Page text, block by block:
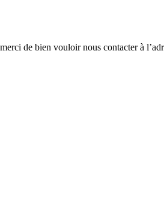
de bien vouloir nous contacter à